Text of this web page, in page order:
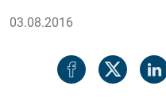
03.08.2016